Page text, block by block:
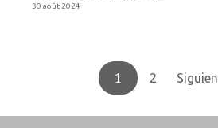
30 août 2024
1 2